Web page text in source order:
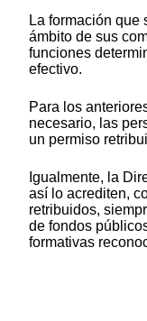
La formación que
ámbito de sus
funciones
efectivo.
Para los
necesario, las
un permiso
Igualmente, la
así lo acrediten,
retribuidos,
de fondos
formativas